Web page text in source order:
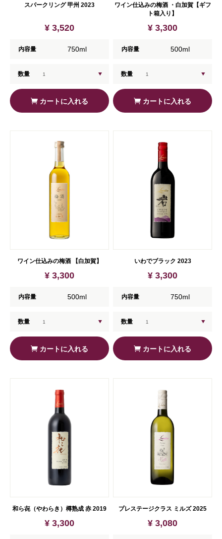
スパークリング 甲州 2023
¥ 3,520
内容量 750ml
数量
カートに入れる
ワイン仕込みの梅酒 ・白加賀【ギフ
ト箱入り】
¥ 3,300
内容量 500ml
数量
カートに入れる
ワイン仕込みの梅酒 【白加賀】
¥ 3,300
内容量 500ml
数量
カートに入れる
いわでブラック 2023
¥ 3,300
内容量 750ml
数量
カートに入れる
和ら㐂（やわらき）樽熟成 赤 2019
¥ 3,300
プレステージクラス ミルズ 2025
¥ 3,080